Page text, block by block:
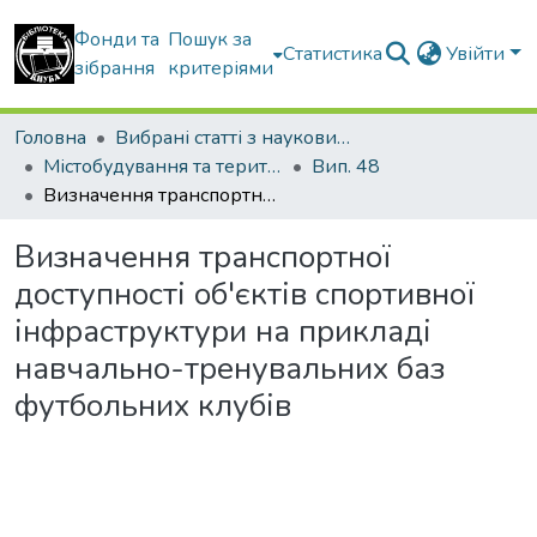
Фонди та
зібрання
Пошук за
критеріями
Статистика Увійти
Головна
Вибрані статті з наукових збірників КНУБА
Містобудування та територіальне планування
Вип. 48
Визначення транспортної доступності об'єктів спортивної інфраструктури на прикладі навчально-тренувальних баз футбольних клубів
Визначення транспортної
доступності об'єктів спортивної
інфраструктури на прикладі
навчально-тренувальних баз
футбольних клубів